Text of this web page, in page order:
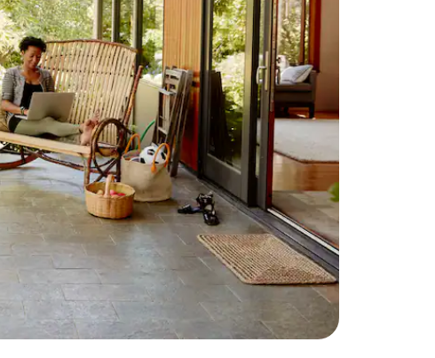
unten oder erkunde die Ergebnisse durch Berühren oder Wischgesten.